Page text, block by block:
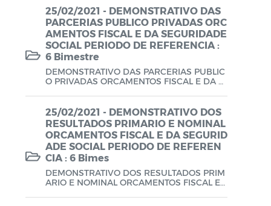
Plano de Contratações Anual (PCA)
Plano Plurianual (PPA)
Planos em Função da COVID-19
Prestação de Contas de Governo
QDD - Quadro de Detalhamento das
Despesas
Recursos Concedidos (AFADA,
PESTALOZZI e SÃO BENEDITO)
Relatório de Gestão Fiscal (RGF) - A partir
de 2021
25/02/2021 - DEMONSTRATIVO DAS
PARCERIAS PUBLICO PRIVADAS ORC
AMENTOS FISCAL E DA SEGURIDADE
SOCIAL PERIODO DE REFERENCIA :
6 Bimestre
DEMONSTRATIVO DAS PARCERIAS PUBLIC
O PRIVADAS ORCAMENTOS FISCAL E DA S
25/02/2021 - DEMONSTRATIVO DOS
RESULTADOS PRIMARIO E NOMINAL
ORCAMENTOS FISCAL E DA SEGURID
ADE SOCIAL PERIODO DE REFEREN
CIA : 6 Bimes
DEMONSTRATIVO DOS RESULTADOS PRIM
ARIO E NOMINAL ORCAMENTOS FISCAL E